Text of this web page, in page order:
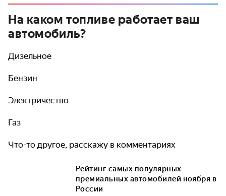
На каком топливе работает ваш
автомобиль?
Дизельное
Бензин
Электричество
Газ
Что-то другое, расскажу в комментариях
Рейтинг самых популярных
премиальных автомобилей ноября в
России